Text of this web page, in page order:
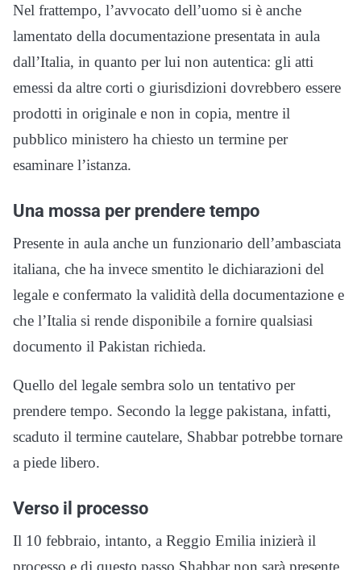
Nel frattempo, l’avvocato dell’uomo si è anche
lamentato della documentazione presentata in aula
dall’Italia, in quanto per lui non autentica: gli atti
emessi da altre corti o giurisdizioni dovrebbero essere
prodotti in originale e non in copia, mentre il
pubblico ministero ha chiesto un termine per
esaminare l’istanza.
Una mossa per prendere tempo
Presente in aula anche un funzionario dell’ambasciata
italiana, che ha invece smentito le dichiarazioni del
legale e confermato la validità della documentazione e
che l’Italia si rende disponibile a fornire qualsiasi
documento il Pakistan richieda.
Quello del legale sembra solo un tentativo per
prendere tempo. Secondo la legge pakistana, infatti,
scaduto il termine cautelare, Shabbar potrebbe tornare
a piede libero.
Verso il processo
Il 10 febbraio, intanto, a Reggio Emilia inizierà il
processo e di questo passo Shabbar non sarà presente.